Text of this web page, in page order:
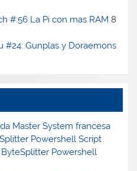
#:56 La Pi con mas RAM 8
#24: Gunplas y Doraemons
Master System francesa
Powershell Script
ByteSplitter Powershell